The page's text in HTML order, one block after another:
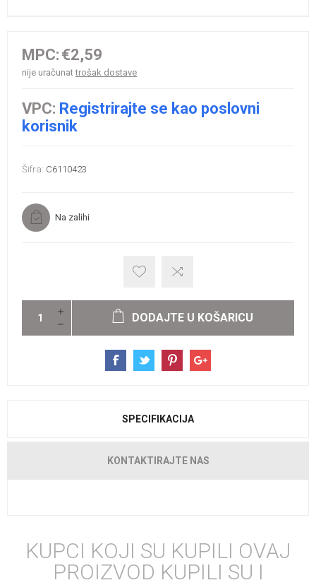
MPC: €2,59
nije uračunattrošak dostave
VPC: Registrirajte se kao poslovni
korisnik
Šifra: C6110423
Na zalihi
DODAJTE U KOŠARICU
SPECIFIKACIJA
KONTAKTIRAJTE NAS
KUPCI KOJI SU KUPILI OVAJ
PROIZVOD KUPILI SU I